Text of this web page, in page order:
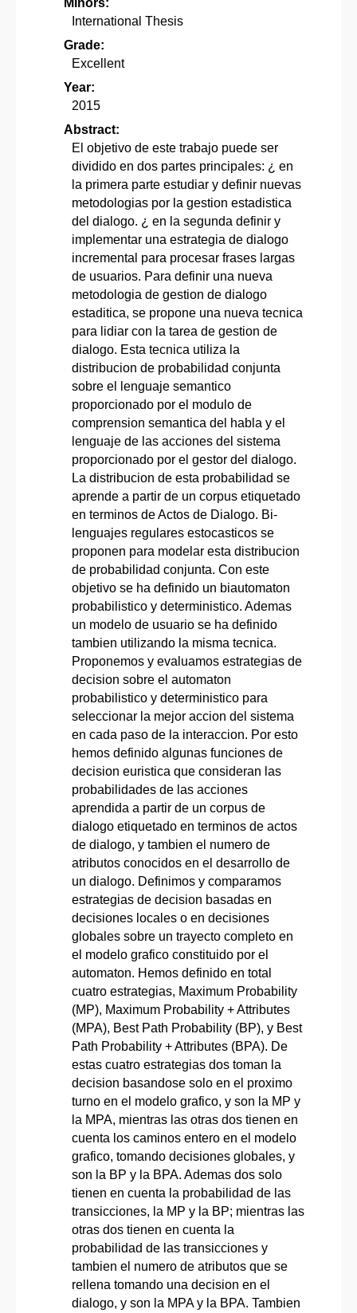
International Thesis
Grade:
Excellent
Year:
2015
Abstract:
El objetivo de este trabajo puede ser
dividido en dos partes principales: ¿ en
la primera parte estudiar y definir nuevas
metodologias por la gestion estadistica
del dialogo. ¿ en la segunda definir y
implementar una estrategia de dialogo
incremental para procesar frases largas
de usuarios. Para definir una nueva
metodologia de gestion de dialogo
estaditica, se propone una nueva tecnica
para lidiar con la tarea de gestion de
dialogo. Esta tecnica utiliza la
distribucion de probabilidad conjunta
sobre el lenguaje semantico
proporcionado por el modulo de
comprension semantica del habla y el
lenguaje de las acciones del sistema
proporcionado por el gestor del dialogo.
La distribucion de esta probabilidad se
aprende a partir de un corpus etiquetado
en terminos de Actos de Dialogo. Bi-
lenguajes regulares estocasticos se
proponen para modelar esta distribucion
de probabilidad conjunta. Con este
objetivo se ha definido un biautomaton
probabilistico y deterministico. Ademas
un modelo de usuario se ha definido
tambien utilizando la misma tecnica.
Proponemos y evaluamos estrategias de
decision sobre el automaton
probabilistico y deterministico para
seleccionar la mejor accion del sistema
en cada paso de la interaccion. Por esto
hemos definido algunas funciones de
decision euristica que consideran las
probabilidades de las acciones
aprendida a partir de un corpus de
dialogo etiquetado en terminos de actos
de dialogo, y tambien el numero de
atributos conocidos en el desarrollo de
un dialogo. Definimos y comparamos
estrategias de decision basadas en
decisiones locales o en decisiones
globales sobre un trayecto completo en
el modelo grafico constituido por el
automaton. Hemos definido en total
cuatro estrategias, Maximum Probability
(MP), Maximum Probability + Attributes
(MPA), Best Path Probability (BP), y Best
Path Probability + Attributes (BPA). De
estas cuatro estrategias dos toman la
decision basandose solo en el proximo
turno en el modelo grafico, y son la MP y
la MPA, mientras las otras dos tienen en
cuenta los caminos entero en el modelo
grafico, tomando decisiones globales, y
son la BP y la BPA. Ademas dos solo
tienen en cuenta la probabilidad de las
transicciones, la MP y la BP; mientras las
otras dos tienen en cuenta la
probabilidad de las transicciones y
tambien el numero de atributos que se
rellena tomando una decision en el
dialogo, y son la MPA y la BPA. Tambien